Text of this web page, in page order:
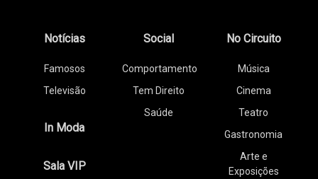
Notícias
Famosos
Televisão
In Moda
Sala VIP
Social
Comportamento
Tem Direito
Saúde
No Circuito
Música
Cinema
Teatro
Gastronomia
Arte e
Exposições